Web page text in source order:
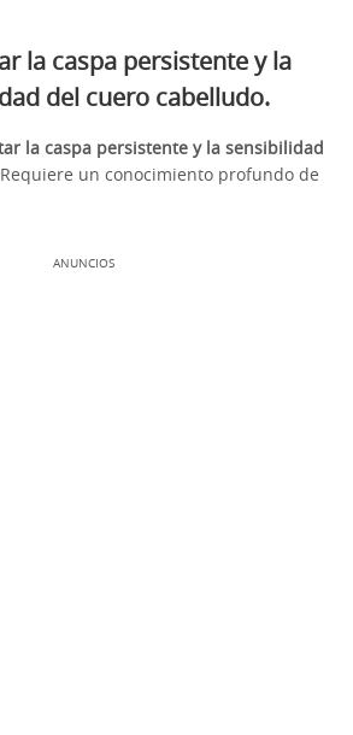
la caspa persistente y la
del cuero cabelludo.
la caspa persistente y la sensibilidad
un conocimiento profundo de
ANUNCIOS